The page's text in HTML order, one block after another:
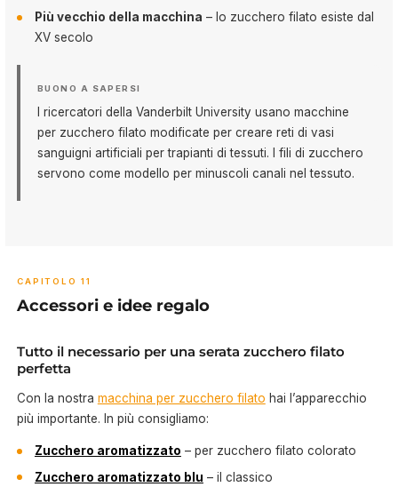
Più vecchio della macchina – lo zucchero filato esiste dal
XV secolo
BUONO A SAPERSI
I ricercatori della Vanderbilt University usano macchine
per zucchero filato modificate per creare reti di vasi
sanguigni artificiali per trapianti di tessuti. I fili di zucchero
servono come modello per minuscoli canali nel tessuto.
CAPITOLO 11
Accessori e idee regalo
Tutto il necessario per una serata zucchero filato
perfetta
Con la nostra macchina per zucchero filato hai l’apparecchio
più importante. In più consigliamo:
Zucchero aromatizzato – per zucchero filato colorato
Zucchero aromatizzato blu – il classico